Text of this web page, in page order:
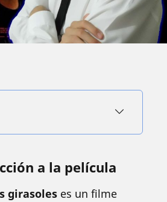
a la película
girasoles es un filme